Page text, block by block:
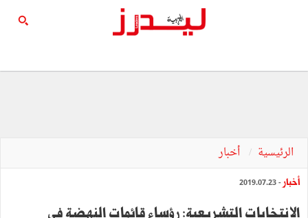
الرئيسية أخبار
أخبار - 2019.07.23
الانتخابات التشريعية: رؤساء قائمات النهضة في